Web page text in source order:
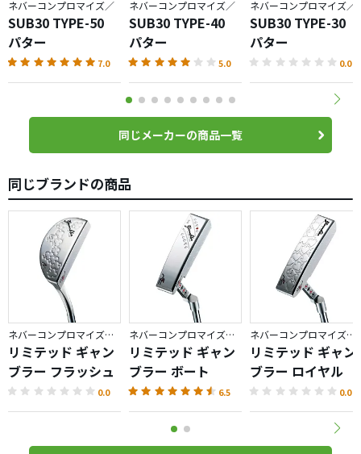
ネバーコンプロマイズ／
SUB30 TYPE-50
パター
7.0
ネバーコンプロマイズ／
SUB30 TYPE-40
パター
5.0
ネバーコンプロマイズ／
SUB30 TYPE-30
パター
0.0
同じメーカーの商品一覧
同じブランドの商品
ネバーコンプロマイズ／リミテッド ギャンブラー
リミテッド ギャン
ブラー フラッシュ
0.0
ネバーコンプロマイズ／リミテッド ギャンブラー
リミテッド ギャン
ブラー ボート
6.5
ネバーコンプロマイズ／リミテッド ギャンブラー
リミテッド ギャン
ブラー ロイヤル
0.0